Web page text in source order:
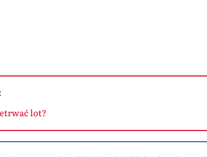
lot?